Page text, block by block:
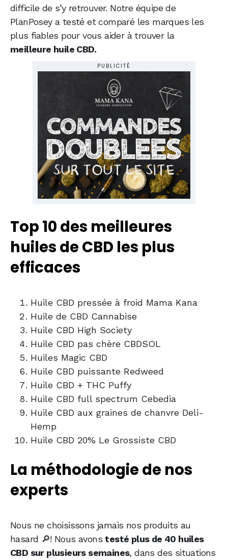
difficile de s’y retrouver. Notre équipe de
PlanPosey a testé et comparé les marques les
plus fiables pour vous aider à trouver la
meilleure huile CBD.
PUBLICITÉ
Top 10 des meilleures
huiles de CBD les plus
efficaces
Huile CBD pressée à froid Mama Kana
Huile de CBD Cannabise
Huile CBD High Society
Huile CBD pas chère CBDSOL
Huiles Magic CBD
Huile CBD puissante Redweed
Huile CBD + THC Puffy
Huile CBD full spectrum Cebedia
Huile CBD aux graines de chanvre Deli-
Hemp
Huile CBD 20% Le Grossiste CBD
La méthodologie de nos
experts
Nous ne choisissons jamais nos produits au
hasard 🔎! Nous avonstesté plus de 40 huiles
CBD sur plusieurs semaines, dans des situations